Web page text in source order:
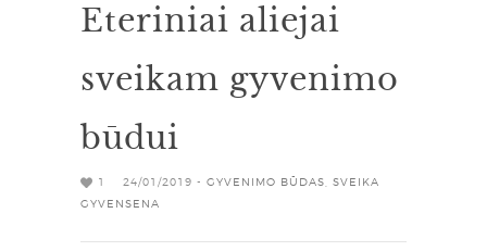
Eteriniai aliejai
sveikam gyvenimo
būdui
1 24/01/2019 - GYVENIMO BŪDAS
SVEIKA
GYVENSENA